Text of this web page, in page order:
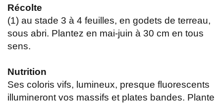
Récolte
(1) au stade 3 à 4 feuilles, en godets de terreau,
sous abri. Plantez en mai-juin à 30 cm en tous
sens.
Nutrition
Ses coloris vifs, lumineux, presque fluorescents
illumineront vos massifs et plates bandes. Plante